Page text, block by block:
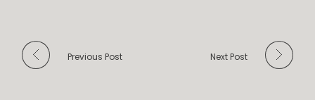
Previous Post Next Post